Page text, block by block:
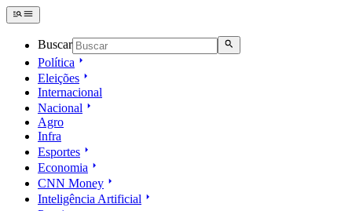
Buscar
Política
Eleições
Internacional
Nacional
Agro
Infra
Esportes
Economia
CNN Money
Inteligência Artificial